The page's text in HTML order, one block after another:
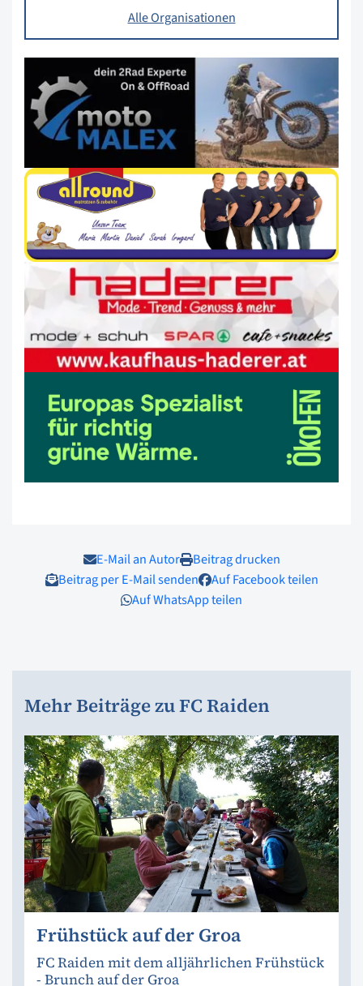
Alle Organisationen
E-Mail an Autor
Beitrag drucken
Beitrag per E-Mail senden
Auf Facebook teilen
Auf WhatsApp teilen
Mehr Beiträge zu FC Raiden
Frühstück auf der Groa
FC Raiden mit dem alljährlichen Frühstück
- Brunch auf der Groa